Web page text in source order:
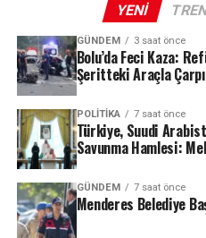
YENI
GÜNDEM 3 saat önce
Bolu’da Feci Kaza:
Şeritteki Araçla
POLITIKA 7 saat önce
Türkiye, Suudi
Savunma Hamlesi:
GÜNDEM 7 saat önce
Menderes Belediye